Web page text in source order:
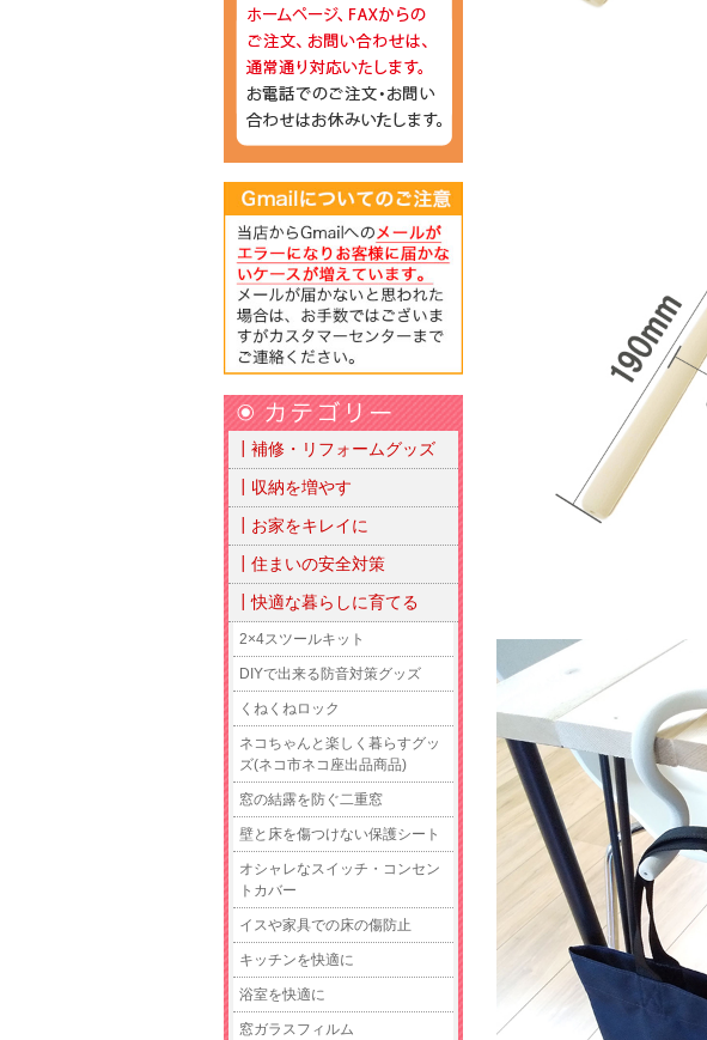
┃補修・リフォームグッズ
┃収納を増やす
┃お家をキレイに
┃住まいの安全対策
┃快適な暮らしに育てる
2×4スツールキット
DIYで出来る防音対策グッズ
くねくねロック
ネコちゃんと楽しく暮らすグッ
ズ(ネコ市ネコ座出品商品)
窓の結露を防ぐ二重窓
壁と床を傷つけない保護シート
オシャレなスイッチ・コンセン
トカバー
イスや家具での床の傷防止
キッチンを快適に
浴室を快適に
窓ガラスフィルム